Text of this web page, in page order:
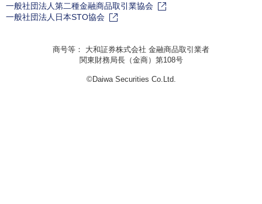
一般社団法人第二種金融商品取引業協会
一般社団法人日本STO協会
商号等： 大和証券株式会社 金融商品取引業者
関東財務局長（金商）第108号
©Daiwa Securities Co.Ltd.